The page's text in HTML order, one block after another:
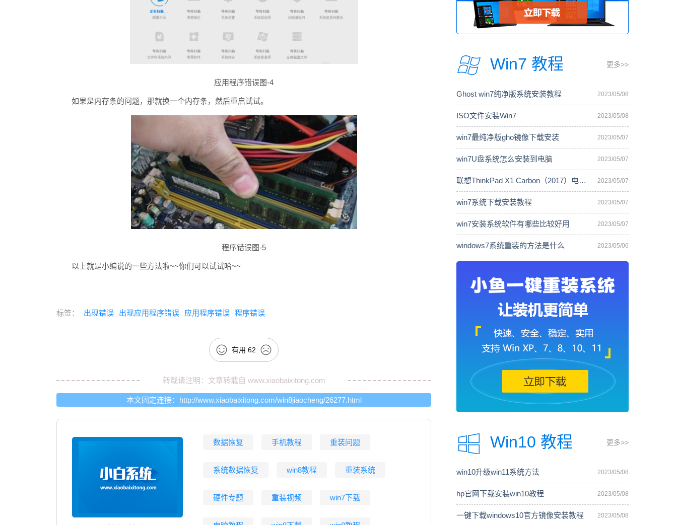
应用程序错误图-4
如果是内存条的问题，那就换一个内存条，然后重启试试。
程序错误图-5
以上就是小编说的一些方法啦~~你们可以试试哈~~
标签： 出现错误 出现应用程序错误 应用程序错误 程序错误
有用 62
转载请注明：文章转载自 www.xiaobaixitong.com
本文固定连接： http://www.xiaobaixitong.com/win8jiaocheng/26277.html
数据恢复 手机教程 重装问题
系统数据恢复 win8教程 重装系统
硬件专题 重装视频 win7下载
Win7 教程 更多>>
Ghost win7纯净版系统安装教程 2023/05/08
ISO文件安装Win7 2023/05/08
win7最纯净版gho镜像下载安装 2023/05/07
win7U盘系统怎么安装到电脑 2023/05/07
联想ThinkPad X1 Carbon（2017）电脑安 2023/05/07
win7系统下载安装教程 2023/05/07
win7安装系统软件有哪些比较好用 2023/05/07
windows7系统重装的方法是什么 2023/05/06
Win10 教程 更多>>
win10升级win11系统方法 2023/05/08
hp官网下载安装win10教程 2023/05/08
一键下载windows10官方镜像安装教程 2023/05/08